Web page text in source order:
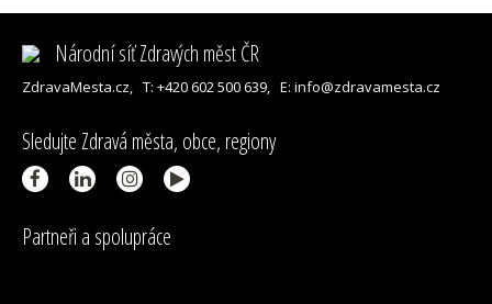
Národní síť Zdravých měst ČR
ZdravaMesta.cz, T: +420 602 500 639, E: info@zdravamesta.cz
Sledujte Zdravá města, obce, regiony
Partneři a spolupráce